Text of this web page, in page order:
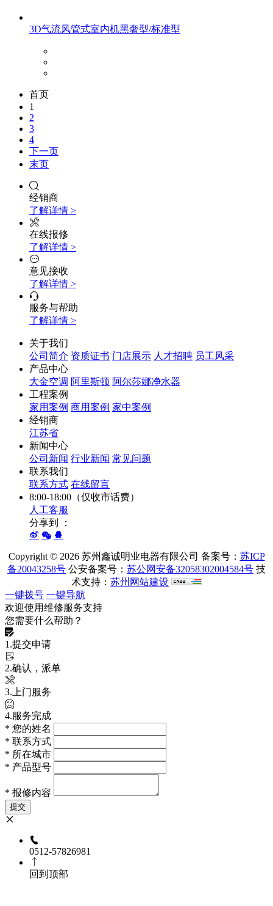
3D气流风管式室内机黑奢型/标准型
首页
1
2
3
4
下一页
末页
经销商
了解详情 >
在线报修
了解详情 >
意见接收
了解详情 >
服务与帮助
了解详情 >
关于我们
公司简介 资质证书 门店展示 人才招聘 员工风采
产品中心
大金空调 阿里斯顿 阿尔莎娜净水器
工程案例
家用案例 商用案例 家中案例
经销商
江苏省
新闻中心
公司新闻 行业新闻 常见问题
联系我们
联系方式 在线留言
8:00-18:00（仅收市话费）
人工客服
分享到 ：
Copyright © 2026 苏州鑫诚明业电器有限公司 备案号： 苏ICP
备20043258号 公安备案号： 苏公网安备32058302004584号 技
术支持： 苏州网站建设
一键拨号 一键导航
欢迎使用维修服务支持
您需要什么帮助？
1.提交申请
2.确认，派单
3.上门服务
4.服务完成
* 您的姓名
* 联系方式
* 所在城市
* 产品型号
* 报修内容
提交
0512-57826981
回到顶部